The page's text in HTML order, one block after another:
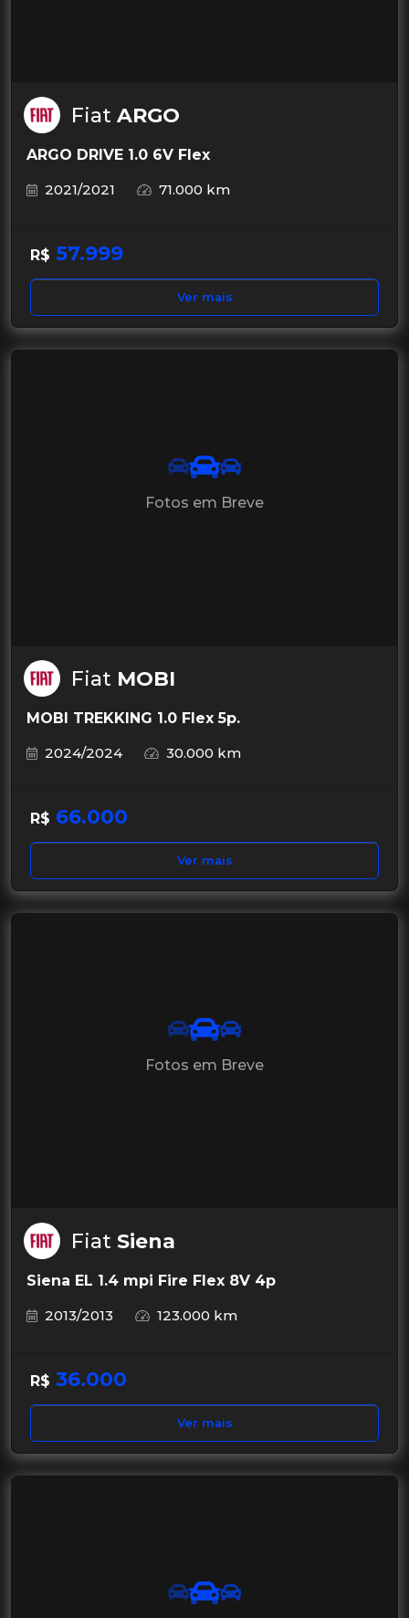
Fiat ARGO
ARGO DRIVE 1.0 6V Flex
2021/2021
71.000 km
R$ 57.999
Ver mais
Fotos em Breve
Fiat MOBI
MOBI TREKKING 1.0 Flex 5p.
2024/2024
30.000 km
R$ 66.000
Ver mais
Fotos em Breve
Fiat Siena
Siena EL 1.4 mpi Fire Flex 8V 4p
2013/2013
123.000 km
R$ 36.000
Ver mais